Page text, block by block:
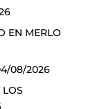
EN MERLO
08/2026